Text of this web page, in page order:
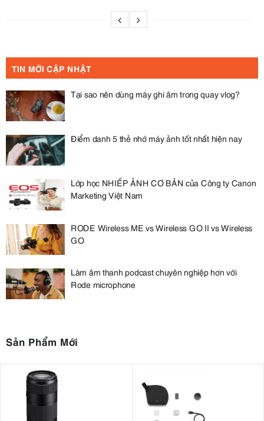
TIN MỚI CẬP NHẬT
Tại sao nên dùng máy ghi âm trong quay vlog?
Điểm danh 5 thẻ nhớ máy ảnh tốt nhất hiện nay
Lớp học NHIẾP ẢNH CƠ BẢN của Công ty Canon
Marketing Việt Nam
RODE Wireless ME vs Wireless GO II vs Wireless
GO
Làm âm thanh podcast chuyên nghiệp hơn với
Rode microphone
Sản Phẩm Mới